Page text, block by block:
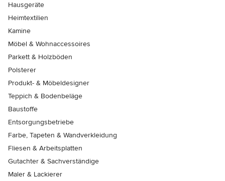
Hausgeräte
Heimtextilien
Kamine
Möbel & Wohnaccessoires
Parkett & Holzböden
Polsterer
Produkt- & Möbeldesigner
Teppich & Bodenbeläge
Baustoffe
Entsorgungsbetriebe
Farbe, Tapeten & Wandverkleidung
Fliesen & Arbeitsplatten
Gutachter & Sachverständige
Maler & Lackierer